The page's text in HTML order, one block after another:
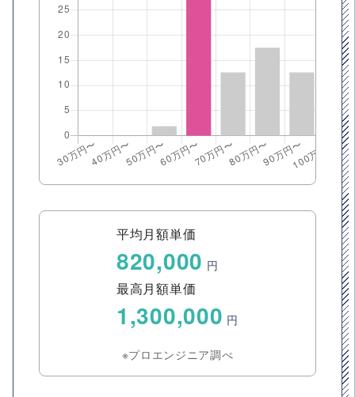
平均月額単価
820,000 円
最高月額単価
1,300,000 円
※プロエンジニア調べ